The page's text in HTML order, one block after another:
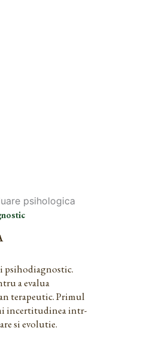
psihodiagnostic.
a evalua
terapeutic. Primul
incertitudinea intr-
si evolutie.